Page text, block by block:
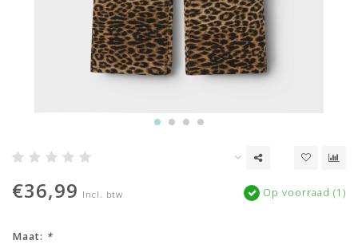
€36,99 Incl. btw Op voorraad (1)
Maat: *